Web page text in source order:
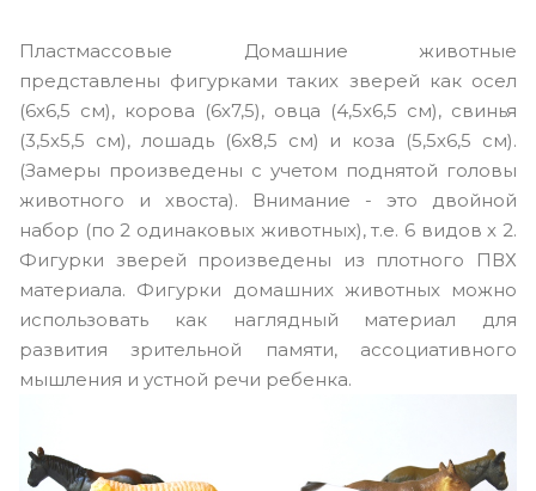
Пластмассовые Домашние животные
представлены фигурками таких зверей как осел
(6х6,5 см), корова (6х7,5), овца (4,5х6,5 см), свинья
(3,5х5,5 см), лошадь (6x8,5 см) и коза (5,5х6,5 см).
(Замеры произведены с учетом поднятой головы
животного и хвоста). Внимание - это двойной
набор (по 2 одинаковых животных), т.е. 6 видов х 2.
Фигурки зверей произведены из плотного ПВХ
материала. Фигурки домашних животных можно
использовать как наглядный материал для
развития зрительной памяти, ассоциативного
мышления и устной речи ребенка.